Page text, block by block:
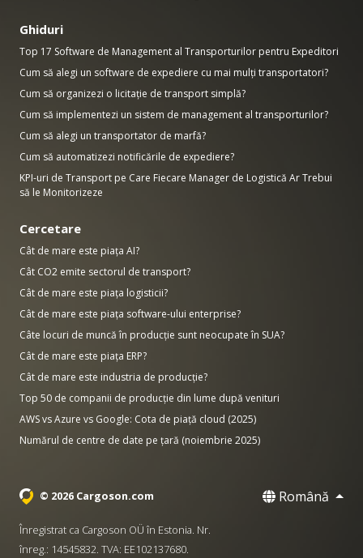
Ghiduri
Top 17 Software de Management al Transporturilor pentru Expeditori
Cum să alegi un software de expediere cu mai mulți transportatori?
Cum să organizezi o licitație de transport simplă?
Cum să implementezi un sistem de management al transporturilor?
Cum să alegi un transportator de marfă?
Cum să automatizezi notificările de expediere?
KPI-uri de Transport pe Care Fiecare Manager de Logistică Ar Trebui
să le Monitorizeze
Cercetare
Cât de mare este piața AI?
Cât CO2 emite sectorul de transport?
Cât de mare este piața logisticii?
Cât de mare este piața software-ului enterprise?
Câte locuri de muncă în producție sunt neocupate în SUA?
Cât de mare este piața ERP?
Cât de mare este industria de producție?
Top 50 de companii de producție din lume după venituri
AWS vs Azure vs Google: Cota de piață cloud (2025)
Numărul de centre de date pe țară (noiembrie 2025)
© 2026 Cargoson.com Română
Înregistrat ca Cargoson OÜ în Estonia. Nr.
înreg.: 14545832. TVA: EE102137680.